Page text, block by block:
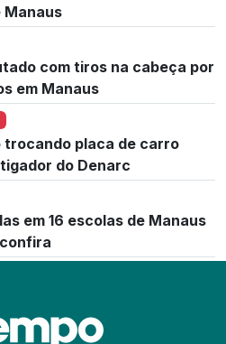
Manaus
com tiros na cabeça por
em Manaus
trocando placa de carro
do Denarc
em 16 escolas de Manaus